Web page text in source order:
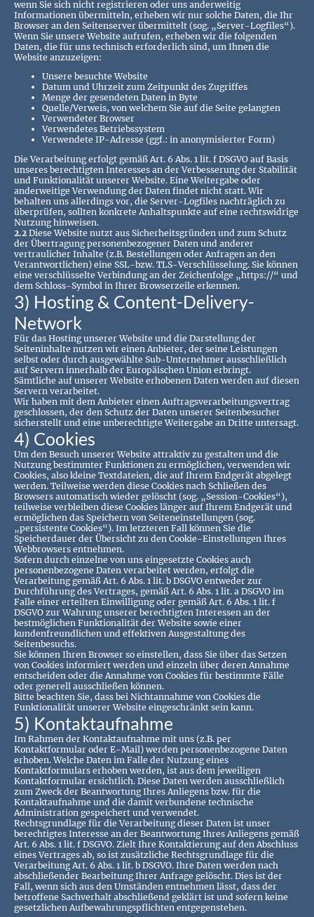
wenn Sie sich nicht registrieren oder uns anderweitig
Informationen übermitteln, erheben wir nur solche Daten, die Ihr
Browser an den Seitenserver übermittelt (sog. „Server-Logfiles“).
Wenn Sie unsere Website aufrufen, erheben wir die folgenden
Daten, die für uns technisch erforderlich sind, um Ihnen die
Website anzuzeigen:
Unsere besuchte Website
Datum und Uhrzeit zum Zeitpunkt des Zugriffes
Menge der gesendeten Daten in Byte
Quelle/Verweis, von welchem Sie auf die Seite gelangten
Verwendeter Browser
Verwendetes Betriebssystem
Verwendete IP-Adresse (ggf.: in anonymisierter Form)
Die Verarbeitung erfolgt gemäß Art. 6 Abs. 1 lit. f DSGVO auf Basis
unseres berechtigten Interesses an der Verbesserung der Stabilität
und Funktionalität unserer Website. Eine Weitergabe oder
anderweitige Verwendung der Daten findet nicht statt. Wir
behalten uns allerdings vor, die Server-Logfiles nachträglich zu
überprüfen, sollten konkrete Anhaltspunkte auf eine rechtswidrige
Nutzung hinweisen.
2.2 Diese Website nutzt aus Sicherheitsgründen und zum Schutz
der Übertragung personenbezogener Daten und anderer
vertraulicher Inhalte (z.B. Bestellungen oder Anfragen an den
Verantwortlichen) eine SSL-bzw. TLS-Verschlüsselung. Sie können
eine verschlüsselte Verbindung an der Zeichenfolge „https://“ und
dem Schloss-Symbol in Ihrer Browserzeile erkennen.
3) Hosting & Content-Delivery-
Network
Für das Hosting unserer Website und die Darstellung der
Seiteninhalte nutzen wir einen Anbieter, der seine Leistungen
selbst oder durch ausgewählte Sub-Unternehmer ausschließlich
auf Servern innerhalb der Europäischen Union erbringt.
Sämtliche auf unserer Website erhobenen Daten werden auf diesen
Servern verarbeitet.
Wir haben mit dem Anbieter einen Auftragsverarbeitungsvertrag
geschlossen, der den Schutz der Daten unserer Seitenbesucher
sicherstellt und eine unberechtigte Weitergabe an Dritte untersagt.
4) Cookies
Um den Besuch unserer Website attraktiv zu gestalten und die
Nutzung bestimmter Funktionen zu ermöglichen, verwenden wir
Cookies, also kleine Textdateien, die auf Ihrem Endgerät abgelegt
werden. Teilweise werden diese Cookies nach Schließen des
Browsers automatisch wieder gelöscht (sog. „Session-Cookies“),
teilweise verbleiben diese Cookies länger auf Ihrem Endgerät und
ermöglichen das Speichern von Seiteneinstellungen (sog.
„persistente Cookies“). Im letzteren Fall können Sie die
Speicherdauer der Übersicht zu den Cookie-Einstellungen Ihres
Webbrowsers entnehmen.
Sofern durch einzelne von uns eingesetzte Cookies auch
personenbezogene Daten verarbeitet werden, erfolgt die
Verarbeitung gemäß Art. 6 Abs. 1 lit. b DSGVO entweder zur
Durchführung des Vertrages, gemäß Art. 6 Abs. 1 lit. a DSGVO im
Falle einer erteilten Einwilligung oder gemäß Art. 6 Abs. 1 lit. f
DSGVO zur Wahrung unserer berechtigten Interessen an der
bestmöglichen Funktionalität der Website sowie einer
kundenfreundlichen und effektiven Ausgestaltung des
Seitenbesuchs.
Sie können Ihren Browser so einstellen, dass Sie über das Setzen
von Cookies informiert werden und einzeln über deren Annahme
entscheiden oder die Annahme von Cookies für bestimmte Fälle
oder generell ausschließen können.
Bitte beachten Sie, dass bei Nichtannahme von Cookies die
Funktionalität unserer Website eingeschränkt sein kann.
5) Kontaktaufnahme
Im Rahmen der Kontaktaufnahme mit uns (z.B. per
Kontaktformular oder E-Mail) werden personenbezogene Daten
erhoben. Welche Daten im Falle der Nutzung eines
Kontaktformulars erhoben werden, ist aus dem jeweiligen
Kontaktformular ersichtlich. Diese Daten werden ausschließlich
zum Zweck der Beantwortung Ihres Anliegens bzw. für die
Kontaktaufnahme und die damit verbundene technische
Administration gespeichert und verwendet.
Rechtsgrundlage für die Verarbeitung dieser Daten ist unser
berechtigtes Interesse an der Beantwortung Ihres Anliegens gemäß
Art. 6 Abs. 1 lit. f DSGVO. Zielt Ihre Kontaktierung auf den Abschluss
eines Vertrages ab, so ist zusätzliche Rechtsgrundlage für die
Verarbeitung Art. 6 Abs. 1 lit. b DSGVO. Ihre Daten werden nach
abschließender Bearbeitung Ihrer Anfrage gelöscht. Dies ist der
Fall, wenn sich aus den Umständen entnehmen lässt, dass der
betroffene Sachverhalt abschließend geklärt ist und sofern keine
gesetzlichen Aufbewahrungspflichten entgegenstehen.